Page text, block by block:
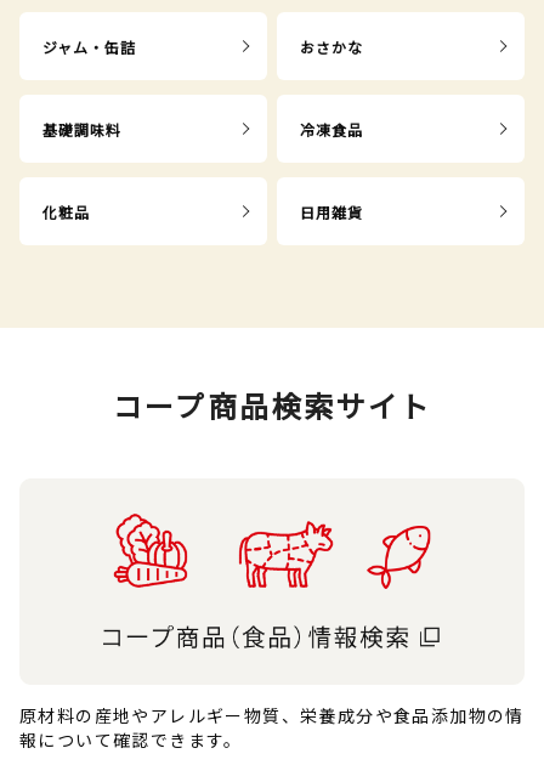
ジャム・缶詰 おさかな
基礎調味料 冷凍食品
化粧品 日用雑貨
コープ商品検索サイト
原材料の産地やアレルギー物質、栄養成分や食品添加物の情
報について確認できます。